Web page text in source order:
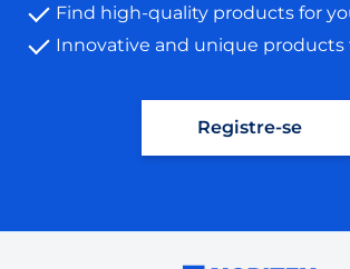
Find high-quality products for
Innovative and unique products
Registre-se